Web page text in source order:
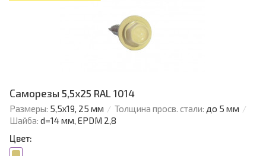
Саморезы 5,5х25 RAL 1014
Размеры: 5,5х19, 25 мм Толщина просв. стали: до 5 мм
Шайба: d=14 мм, EPDM 2,8
Цвет: